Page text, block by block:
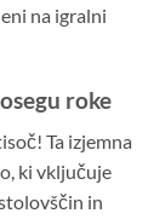
na igralni
roke
Ta izjemna
ki vključuje
in